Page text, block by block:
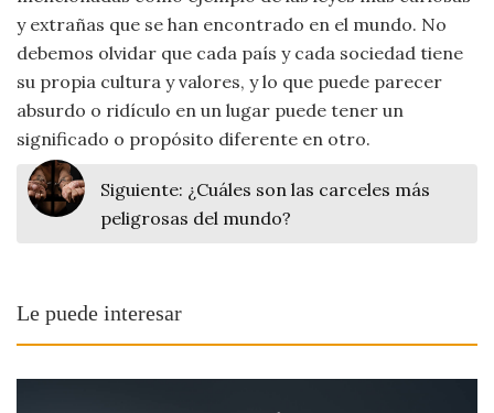
y extrañas que se han encontrado en el mundo. No
debemos olvidar que cada país y cada sociedad tiene
su propia cultura y valores, y lo que puede parecer
absurdo o ridículo en un lugar puede tener un
significado o propósito diferente en otro.
Siguiente: ¿Cuáles son las carceles más
peligrosas del mundo?
Le puede interesar